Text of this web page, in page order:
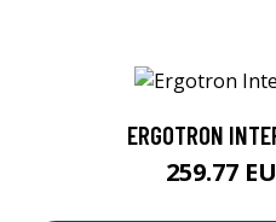
ERGOTRON
259.77